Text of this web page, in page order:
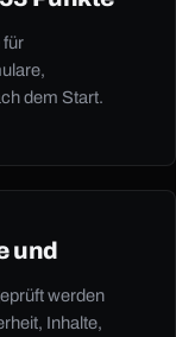
für
dem Start.
und
werden
Inhalte,